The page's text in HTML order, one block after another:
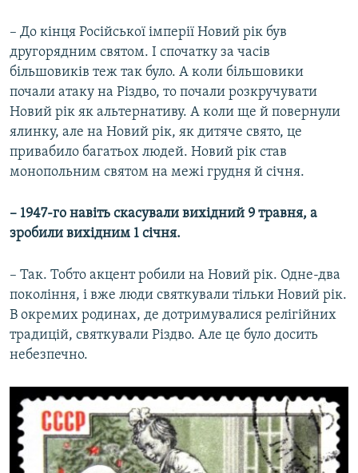
– До кінця Російської імперії Новий рік був
другорядним святом. І спочатку за часів
більшовиків теж так було. А коли більшовики
почали атаку на Різдво, то почали розкручувати
Новий рік як альтернативу. А коли ще й повернули
ялинку, але на Новий рік, як дитяче свято, це
привабило багатьох людей. Новий рік став
монопольним святом на межі грудня й січня.
– 1947-го навіть скасували вихідний 9 травня, а
зробили вихідним 1 січня.
– Так. Тобто акцент робили на Новий рік. Одне-два
покоління, і вже люди святкували тільки Новий рік.
В окремих родинах, де дотримувалися релігійних
традицій, святкували Різдво. Але це було досить
небезпечно.